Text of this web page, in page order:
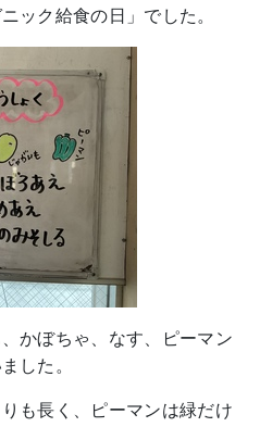
ック給食の日」でした。
かぼちゃ、なす、ピーマン
した。
も長く、ピーマンは緑だけ